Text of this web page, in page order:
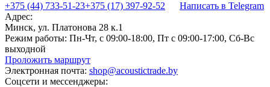
+375 (44) 733-51-23+375 (17) 397-92-52
Написать в Telegram
Адрес:
Минск, ул. Платонова 28 к.1
Режим работы: Пн-Чт, с 09:00-18:00, Пт с 09:00-17:00, Сб-Вс
выходной
Проложить маршрут
Электронная почта: shop@acoustictrade.by
Соцсети и мессенджеры: